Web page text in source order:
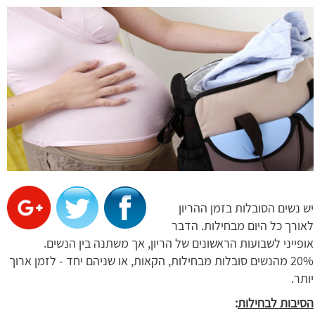
יש נשים הסובלות בזמן ההריון
לאורך כל היום מבחילות. הדבר
אופייני לשבועות הראשונים של הריון, אך משתנה בין הנשים.
20% מהנשים סובלות מבחילות, הקאות, או שניהם יחד - לזמן ארוך
יותר.
הסיבות לבחילות: